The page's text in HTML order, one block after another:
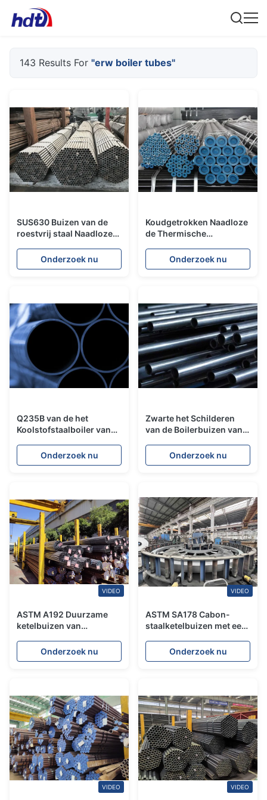
143 Results For "erw boiler tubes"
SUS630 Buizen van de
roestvrij staal Naadloze
17 het Martensitic de
Precipitatie van 4PH
Onderzoek nu
Koudgetrokken Naadloze
de Thermische
Oppervlakte ASTM A519
Gr1020 van de Boilerbuis
Onderzoek nu
Q235B van de het
Koolstofstaalboiler van
Buizen Grote Diameter
Onderzoek nu
Zwarte het Schilderen
van de Boilerbuizen van
Naadloze de
Corrosieweerstand
Onderzoek nu
VIDEO
ASTM A192 Duurzame
ketelbuizen van
goede
corrosiebestendigheid
Onderzoek nu
VIDEO
ASTM SA178 Cabon-
staalketelbuizen met een
Onderzoek nu
VIDEO VIDEO